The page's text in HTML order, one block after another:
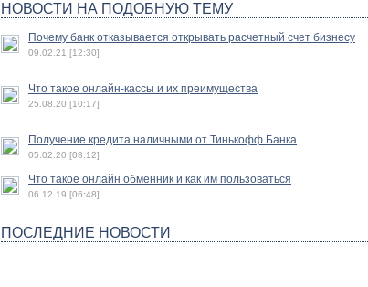
НОВОСТИ НА ПОДОБНУЮ ТЕМУ
Почему банк отказывается открывать расчетный счет бизнесу
09.02.21 [12:30]
Что такое онлайн-кассы и их преимущества
25.08.20 [10:17]
Получение кредита наличными от Тинькофф Банка
05.02.20 [08:12]
Что такое онлайн обменник и как им пользоваться
06.12.19 [06:48]
ПОСЛЕДНИЕ НОВОСТИ